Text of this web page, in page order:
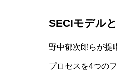
SECIモデル
野中郁次郎らが提
プロセスを4つの